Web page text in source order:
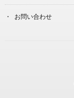
お問い合わせ